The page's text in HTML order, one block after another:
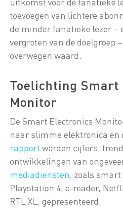
toevoegen van lichtere
de minder fanatieke lezer –
vergroten van de doelgroep
overwegen waard.
Toelichting Smart Electronics
Monitor
De Smart Electronics
naar slimme elektronica en
rapport worden cijfers,
ontwikkelingen van
mediadiensten, zoals smart
Playstation 4, e-reader,
RTL XL, gepresenteerd.